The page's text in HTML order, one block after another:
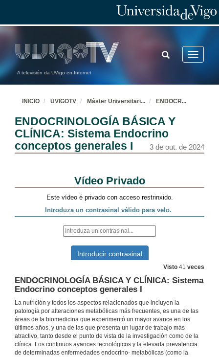
A televisión da UVigo en Internet
Toggle
TOGGLE
SEARCH
INICIO UVIGOTV Máster Universitari... ENDOCR...
ENDOCRINOLOGÍA BÁSICA Y
CLÍNICA: Sistema Endocrino
conceptos generales I
3 de out. de 2024
Visto 41 veces
ENDOCRINOLOGÍA BÁSICA Y CLÍNICA: Sistema
Endocrino conceptos generales I
La nutrición y todos los aspectos relacionados que incluyen la
patología por alteraciones metabólicas más frecuentes, es una de las
áreas de la biomedicina que experimentó un mayor avance en los
últimos años, y una de las que presenta un lugar de trabajo más
atractivo, tanto desde el punto de vista de la investigación como de la
clínica. Los continuos avances tecnológicos y la elevada prevalencia
de determinadas enfermedades endocrino- metabólicas (como la